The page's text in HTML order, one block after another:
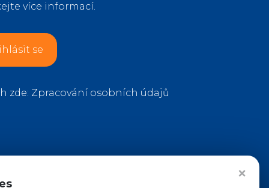
❌
více informací.
se
zde: Zpracování osobních údajů